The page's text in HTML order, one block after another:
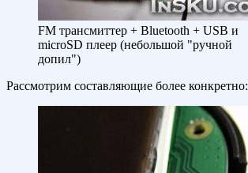
FM трансмиттер + Bluetooth + USB и
microSD плеер (небольшой "ручной
допил")
Рассмотрим составляющие более конкретно: